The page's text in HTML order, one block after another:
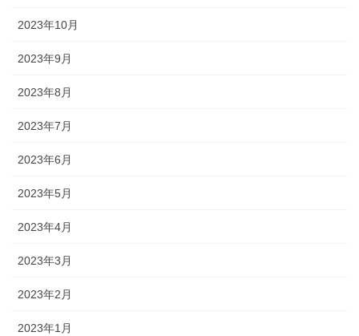
2023年10月
2023年9月
2023年8月
2023年7月
2023年6月
2023年5月
2023年4月
2023年3月
2023年2月
2023年1月